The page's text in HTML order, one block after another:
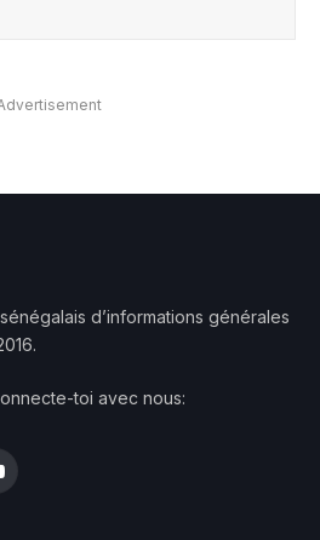
d’informations générales
toi avec nous: